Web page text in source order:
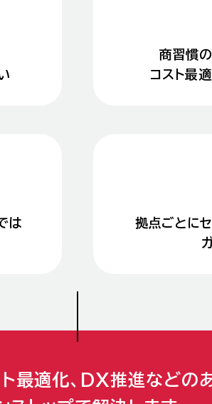
商習慣の
コスト最
は
拠点ごとに
ト最適化、DX推進などの